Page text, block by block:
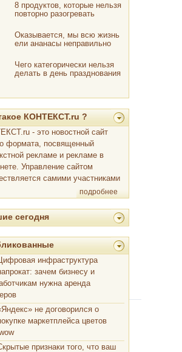
8 продуктов, которые нельзя
повторно разогревать
Оказывается, мы всю жизнь
ели ананасы неправильно
Чего категорически нельзя
делать в день празднования
КОНТЕКСТ.ru ?
- это новостной сайт
формата, посвященный
рекламе и рекламе в
Управление сайтом
самими участниками
подробнее
сегодня
инфраструктура
зачем бизнесу и
нужна аренда
не договорился о
маркетплейса цветов
признаки того, что ваш